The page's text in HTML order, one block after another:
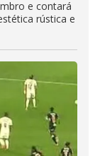
e contará
rústica e